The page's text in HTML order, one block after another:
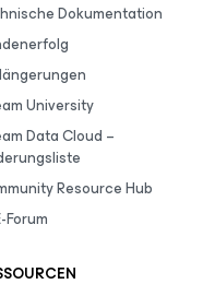
Dokumentation
University
Data Cloud –
Resource Hub
Forum